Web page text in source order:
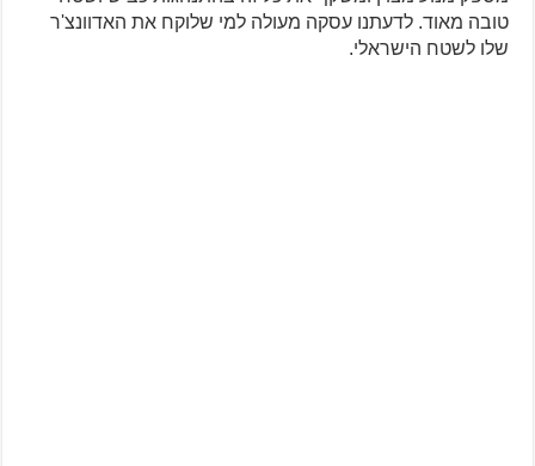
טובה מאוד. לדעתנו עסקה מעולה למי שלוקח את האדוונצ'ר
שלו לשטח הישראלי.